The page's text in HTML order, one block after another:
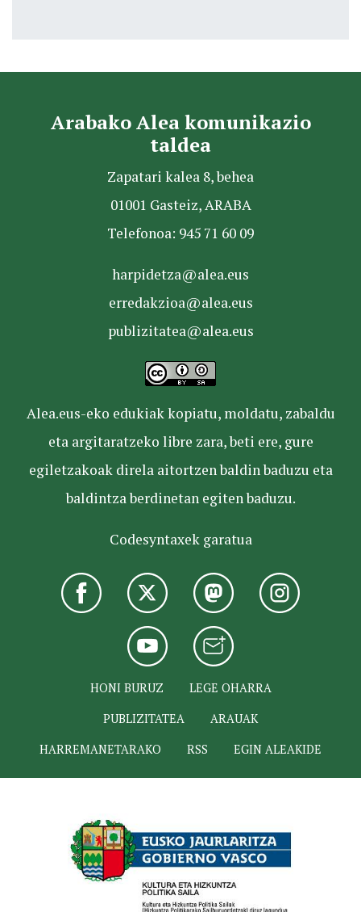
Arabako Alea komunikazio
taldea
Zapatari kalea 8, behea
01001 Gasteiz, ARABA
Telefonoa: 945 71 60 09
harpidetza@alea.eus
erredakzioa@alea.eus
publizitatea@alea.eus
Alea.eus-eko edukiak kopiatu, moldatu, zabaldu
eta argitaratzeko libre zara, beti ere, gure
egiletzakoak direla aitortzen baldin baduzu eta
baldintza berdinetan egiten baduzu.
Codesyntaxek garatua
HONI BURUZ
LEGE OHARRA
PUBLIZITATEA
ARAUAK
HARREMANETARAKO
RSS EGIN ALEAKIDE